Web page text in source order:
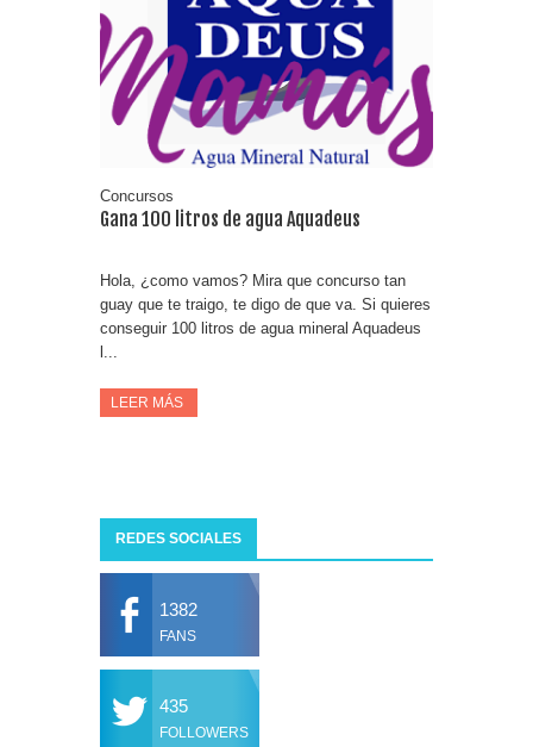
Concursos
Gana 100 litros de agua Aquadeus
Hola, ¿como vamos? Mira que concurso tan
guay que te traigo, te digo de que va. Si quieres
conseguir 100 litros de agua mineral Aquadeus
l...
LEER MÁS
REDES SOCIALES
1382
FANS
435
FOLLOWERS